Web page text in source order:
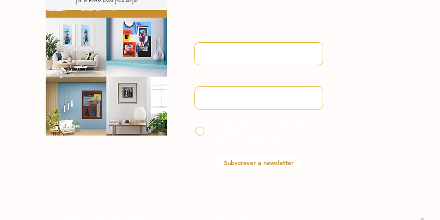
Subscrever a newsletter